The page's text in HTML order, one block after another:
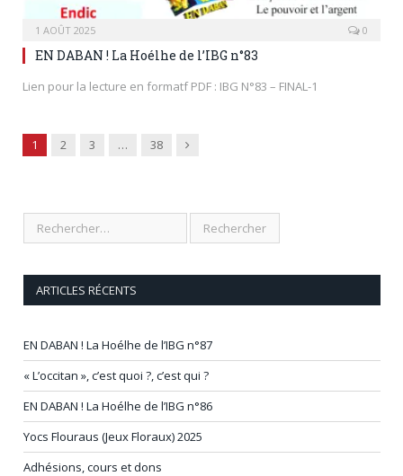
1 AOÛT 2025 0
EN DABAN ! La Hoélhe de l’IBG n°83
Lien pour la lecture en formatf PDF : IBG N°83 – FINAL-1
1 2 3 … 38 Next
ARTICLES RÉCENTS
EN DABAN ! La Hoélhe de l’IBG n°87
« L’occitan », c’est quoi ?, c’est qui ?
EN DABAN ! La Hoélhe de l’IBG n°86
Yocs Flouraus (Jeux Floraux) 2025
Adhésions, cours et dons